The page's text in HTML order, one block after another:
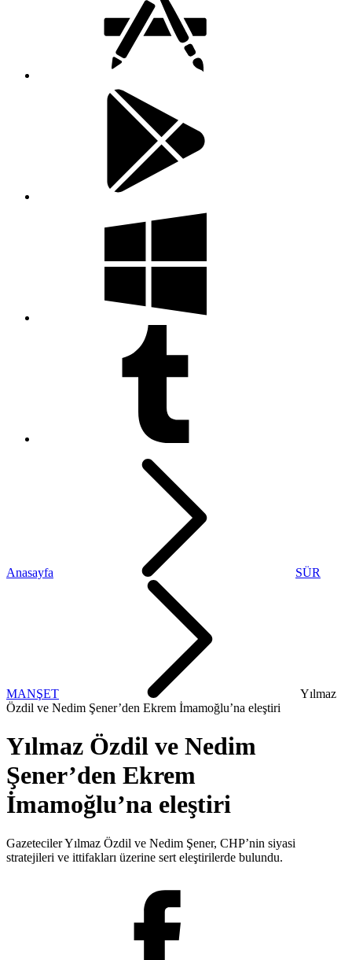
Anasayfa SÜR
MANŞET
Yılmaz
Özdil ve Nedim Şener’den Ekrem İmamoğlu’na eleştiri
Yılmaz Özdil ve Nedim
Şener’den Ekrem
İmamoğlu’na eleştiri
Gazeteciler Yılmaz Özdil ve Nedim Şener, CHP’nin siyasi
stratejileri ve ittifakları üzerine sert eleştirilerde bulundu.